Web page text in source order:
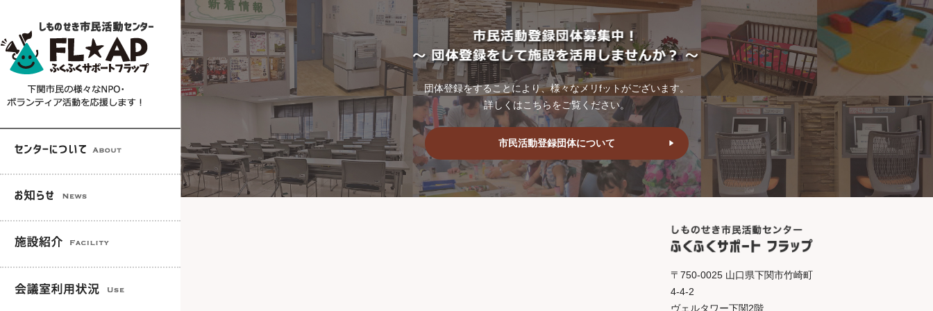
団体登録をすることにより、様々なメリfットがございます。
詳しくはこちらをご覧ください。
市民活動登録団体について
〒750-0025 山口県下関市竹崎町
4-4-2
ヴェルタワー下関2階